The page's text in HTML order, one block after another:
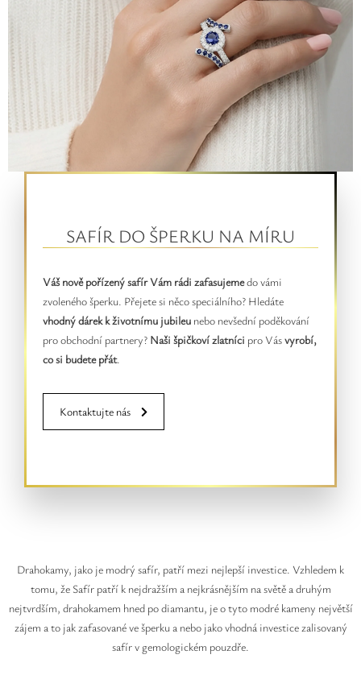
SAFÍR DO ŠPERKU NA MÍRU
Váš nově pořízený safír Vám rádi zafasujemedo vámi
zvoleného šperku. Přejete si něco speciálního? Hledáte
vhodný dárek k životnímu jubileu nebo nevšední poděkování
pro obchodní partnery? Naši špičkoví zlatníci pro Vásvyrobí,
co si budete přát.
Kontaktujte nás
Drahokamy, jako je modrý safír, patří mezi nejlepší investice. Vzhledem k
tomu, že Safír patří k nejdražším a nejkrásnějším na světě a druhým
nejtvrdším, drahokamem hned po diamantu, je o tyto modré kameny největší
zájem a to jak zafasované ve šperku a nebo jako vhodná investice zalisovaný
safír v gemologickém pouzdře.